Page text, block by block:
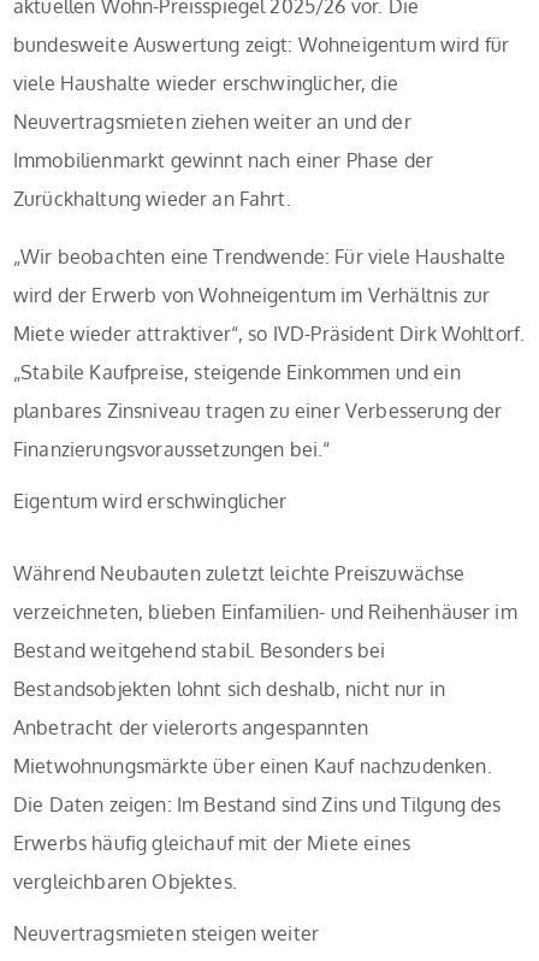
aktuellen Wohn-Preisspiegel 2025/26 vor. Die
bundesweite Auswertung zeigt: Wohneigentum wird für
viele Haushalte wieder erschwinglicher, die
Neuvertragsmieten ziehen weiter an und der
Immobilienmarkt gewinnt nach einer Phase der
Zurückhaltung wieder an Fahrt.
„Wir beobachten eine Trendwende: Für viele Haushalte
wird der Erwerb von Wohneigentum im Verhältnis zur
Miete wieder attraktiver“, so IVD-Präsident Dirk Wohltorf.
„Stabile Kaufpreise, steigende Einkommen und ein
planbares Zinsniveau tragen zu einer Verbesserung der
Finanzierungsvoraussetzungen bei.“
Eigentum wird erschwinglicher
Während Neubauten zuletzt leichte Preiszuwächse
verzeichneten, blieben Einfamilien- und Reihenhäuser im
Bestand weitgehend stabil. Besonders bei
Bestandsobjekten lohnt sich deshalb, nicht nur in
Anbetracht der vielerorts angespannten
Mietwohnungsmärkte über einen Kauf nachzudenken.
Die Daten zeigen: Im Bestand sind Zins und Tilgung des
Erwerbs häufig gleichauf mit der Miete eines
vergleichbaren Objektes.
Neuvertragsmieten steigen weiter